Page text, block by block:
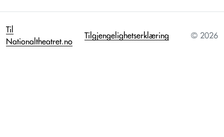
Til
Nationaltheatret.no
Tilgjengelighetserklæring © 2026